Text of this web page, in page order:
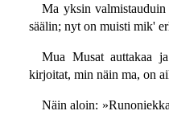
Ma yksin
säälin; nyt on muisti mik'
Mua Musat auttakaa
kirjoitat, min näin ma, on
Näin aloin: